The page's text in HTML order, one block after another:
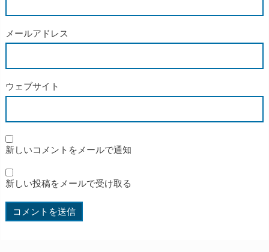
メールアドレス
ウェブサイト
新しいコメントをメールで通知
新しい投稿をメールで受け取る